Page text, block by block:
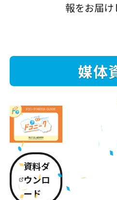
報をお届け
媒体
資料ダ
ウンロ
ード